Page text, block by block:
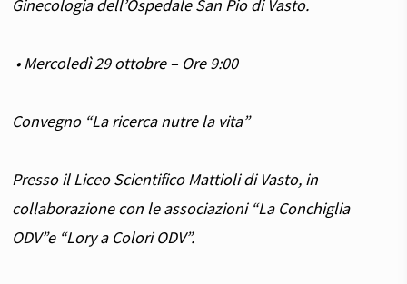
Ginecologia dell’Ospedale San Pio di Vasto.
• Mercoledì 29 ottobre – Ore 9:00
Convegno “La ricerca nutre la vita”
Presso il Liceo Scientifico Mattioli di Vasto, in
collaborazione con le associazioni “La Conchiglia
ODV”e “Lory a Colori ODV”.